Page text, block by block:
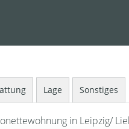
Lage Sonstiges
in Leipzig/